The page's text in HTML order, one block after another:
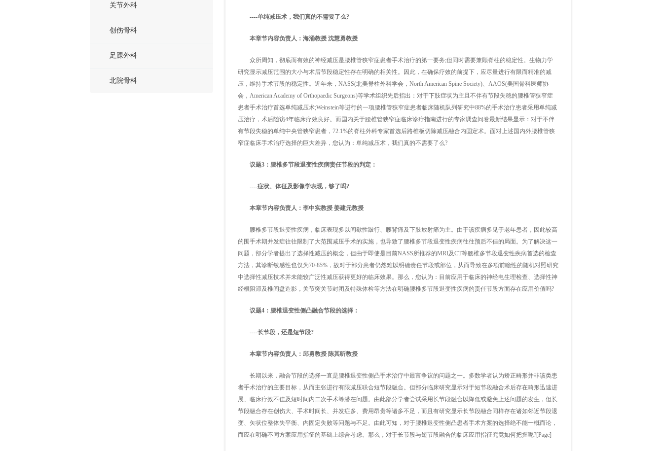
关节外科
创伤骨科
足踝外科
北院骨科
----单纯减压术，我们真的不需要了么?
本章节内容负责人：海涌教授 沈慧勇教授
众所周知，彻底而有效的神经减压是腰椎管狭窄症患者手术治疗的第一要务;但同时需要兼顾脊柱的稳定性。生物力学
研究显示减压范围的大小与术后节段稳定性存在明确的相关性。因此，在确保疗效的前提下，应尽量进行有限而精准的减
压，维持手术节段的稳定性。近年来，NASS(北美脊柱外科学会，North American Spine Society)、AAOS(美国骨科医师协
会，American Academy of Orthopaedic Surgeons)等学术组织先后指出：对于下肢症状为主且不伴有节段失稳的腰椎管狭窄症
患者手术治疗首选单纯减压术;Weinstein等进行的一项腰椎管狭窄症患者临床随机队列研究中88%的手术治疗患者采用单纯减
压治疗，术后随访4年临床疗效良好。而国内关于腰椎管狭窄症临床诊疗指南进行的专家调查问卷最新结果显示：对于不伴
有节段失稳的单纯中央管狭窄患者，72.1%的脊柱外科专家首选后路椎板切除减压融合内固定术。面对上述国内外腰椎管狭
窄症临床手术治疗选择的巨大差异，您认为：单纯减压术，我们真的不需要了么?
议题3：腰椎多节段退变性疾病责任节段的判定：
----症状、体征及影像学表现，够了吗?
本章节内容负责人：李中实教授 姜建元教授
腰椎多节段退变性疾病，临床表现多以间歇性跛行、腰背痛及下肢放射痛为主。由于该疾病多见于老年患者，因此较高
的围手术期并发症往往限制了大范围减压手术的实施，也导致了腰椎多节段退变性疾病往往预后不佳的局面。为了解决这一
问题，部分学者提出了选择性减压的概念，但由于即使是目前NASS所推荐的MRI及CT等腰椎多节段退变性疾病首选的检查
方法，其诊断敏感性也仅为70-85%，故对于部分患者仍然难以明确责任节段或部位，从而导致在多项前瞻性的随机对照研究
中选择性减压技术并未能较广泛性减压获得更好的临床效果。那么，您认为：目前应用于临床的神经电生理检查、选择性神
经根阻滞及椎间盘造影，关节突关节封闭及特殊体检等方法在明确腰椎多节段退变性疾病的责任节段方面存在应用价值吗?
议题4：腰椎退变性侧凸融合节段的选择：
----长节段，还是短节段?
本章节内容负责人：邱勇教授 陈其昕教授
长期以来，融合节段的选择一直是腰椎退变性侧凸手术治疗中最富争议的问题之一。多数学者认为矫正畸形并非该类患
者手术治疗的主要目标，从而主张进行有限减压联合短节段融合。但部分临床研究显示对于短节段融合术后存在畸形迅速进
展、临床疗效不佳及短时间内二次手术等潜在问题。由此部分学者尝试采用长节段融合以降低或避免上述问题的发生，但长
节段融合存在创伤大、手术时间长、并发症多、费用昂贵等诸多不足，而且有研究显示长节段融合同样存在诸如邻近节段退
变、矢状位整体失平衡、内固定失败等问题与不足。由此可知，对于腰椎退变性侧凸患者手术方案的选择绝不能一概而论，
而应在明确不同方案应用指征的基础上综合考虑。那么，对于长节段与短节段融合的临床应用指征究竟如何把握呢?[Page]